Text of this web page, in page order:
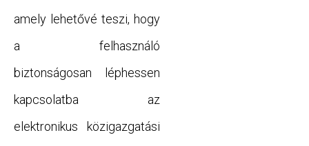
amely lehetővé teszi, hogy
a felhasználó
biztonságosan léphessen
kapcsolatba az
elektronikus közigazgatási